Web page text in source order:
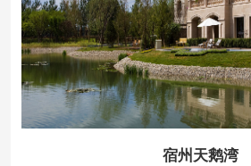
宿州天鹅湾